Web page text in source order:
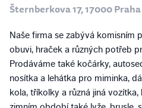
Šternberkova 17, 17000
Naše firma se zabývá komisním
obuvi, hraček a různých potřeb
Prodáváme také kočárky,
nosítka a lehátka pro miminka,
kola, tříkolky a různá jiná